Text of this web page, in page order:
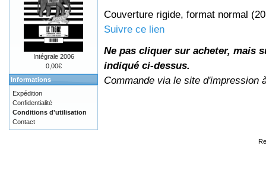
Couverture rigide, format normal
Suivre ce lien
Ne pas cliquer sur acheter, mais
indiqué ci-dessus.
Commande via le site d'impression
Intégrale 2006
0,00€
Informations
Expédition
Confidentialité
Conditions d'utilisation
Contact